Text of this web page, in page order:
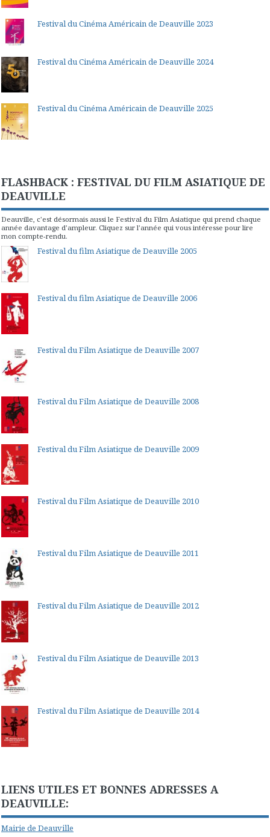
Festival du Cinéma Américain de Deauville 2023
Festival du Cinéma Américain de Deauville 2024
Festival du Cinéma Américain de Deauville 2025
FLASHBACK : FESTIVAL DU FILM ASIATIQUE DE
DEAUVILLE
Deauville, c'est désormais aussi le Festival du Film Asiatique qui prend chaque
année davantage d'ampleur. Cliquez sur l'année qui vous intéresse pour lire
mon compte-rendu.
Festival du film Asiatique de Deauville 2005
Festival du film Asiatique de Deauville 2006
Festival du Film Asiatique de Deauville 2007
Festival du Film Asiatique de Deauville 2008
Festival du Film Asiatique de Deauville 2009
Festival du Film Asiatique de Deauville 2010
Festival du Film Asiatique de Deauville 2011
Festival du Film Asiatique de Deauville 2012
Festival du Film Asiatique de Deauville 2013
Festival du Film Asiatique de Deauville 2014
LIENS UTILES ET BONNES ADRESSES A
DEAUVILLE:
Mairie de Deauville